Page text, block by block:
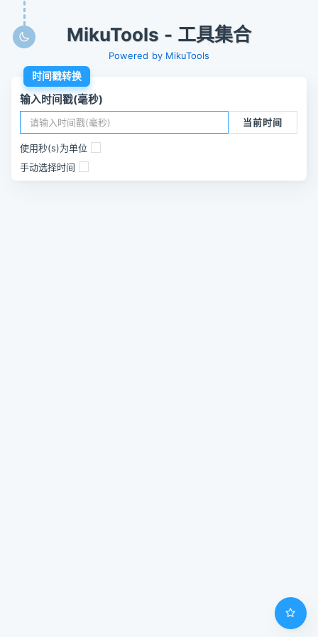
MikuTools - 工具集合
Powered by MikuTools
时间戳转换
输入时间戳(毫秒)
当前时间
使用秒(s)为单位
手动选择时间